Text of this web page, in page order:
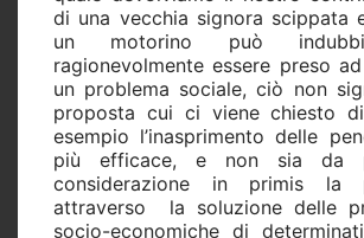
di una vecchia signora scippata
un motorino può
ragionevolmente essere preso
un problema sociale, ciò non
proposta cui ci viene chiesto
esempio l’inasprimento delle
più efficace, e non sia da
considerazione in primis la
attraverso
la soluzione delle
socio-economiche di